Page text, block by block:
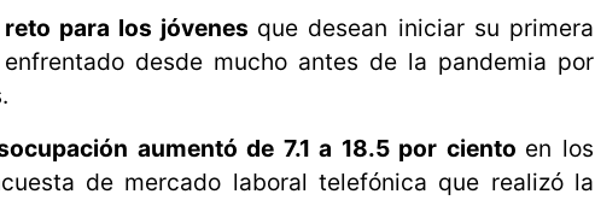
para los jóvenes que desean iniciar su primera
desde mucho antes de la pandemia por
aumentó de 7.1 a 18.5 por ciento en los
de mercado laboral telefónica que realizó la